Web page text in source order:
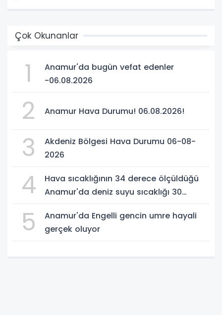
Çok Okunanlar
1
Anamur'da bugün vefat edenler
-06.08.2026
2 Anamur Hava Durumu! 06.08.2026!
3
Akdeniz Bölgesi Hava Durumu 06-08-
2026
4
Hava sıcaklığının 34 derece ölçüldüğü
Anamur'da deniz suyu sıcaklığı 30
5
Anamur'da Engelli gencin umre hayali
gerçek oluyor